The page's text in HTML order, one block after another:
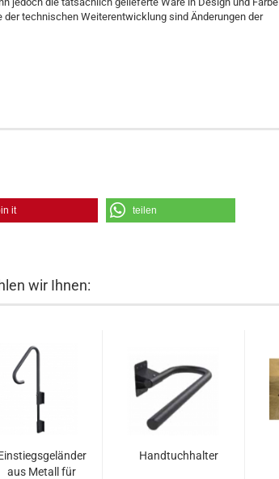
technischen Weiterentwicklung sind Änderungen der
it teilen
wir Ihnen:
aus Metall für
Handtuchhalter